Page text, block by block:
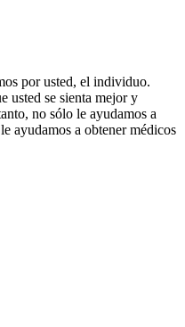
por usted, el individuo.
usted se sienta mejor y
no sólo le ayudamos a
ayudamos a obtener médicos